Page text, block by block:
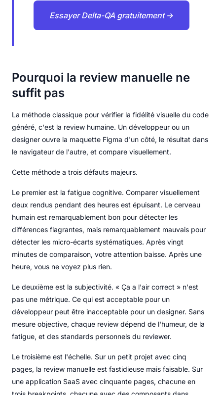
Essayer Delta-QA gratuitement →
Pourquoi la review manuelle ne
suffit pas
La méthode classique pour vérifier la fidélité visuelle du code
généré, c'est la review humaine. Un développeur ou un
designer ouvre la maquette Figma d'un côté, le résultat dans
le navigateur de l'autre, et compare visuellement.
Cette méthode a trois défauts majeurs.
Le premier est la fatigue cognitive. Comparer visuellement
deux rendus pendant des heures est épuisant. Le cerveau
humain est remarquablement bon pour détecter les
différences flagrantes, mais remarquablement mauvais pour
détecter les micro-écarts systématiques. Après vingt
minutes de comparaison, votre attention baisse. Après une
heure, vous ne voyez plus rien.
Le deuxième est la subjectivité. « Ça a l'air correct » n'est
pas une métrique. Ce qui est acceptable pour un
développeur peut être inacceptable pour un designer. Sans
mesure objective, chaque review dépend de l'humeur, de la
fatigue, et des standards personnels du reviewer.
Le troisième est l'échelle. Sur un petit projet avec cinq
pages, la review manuelle est fastidieuse mais faisable. Sur
une application SaaS avec cinquante pages, chacune en